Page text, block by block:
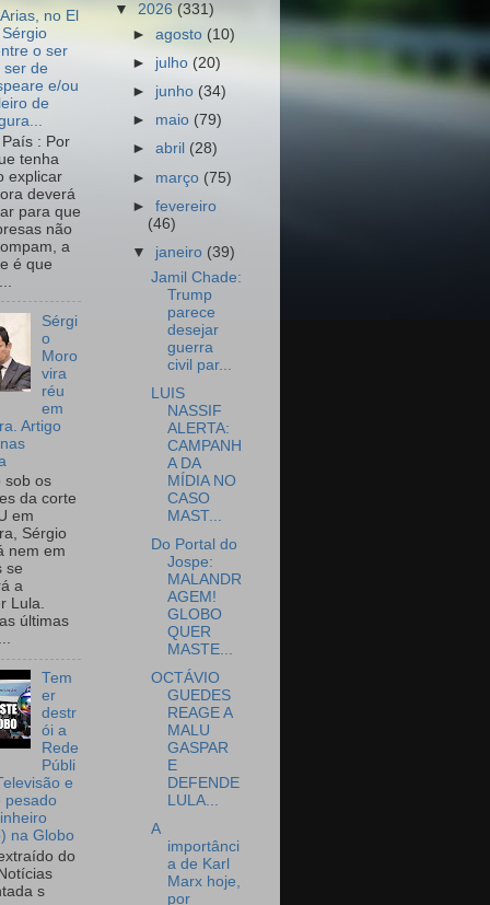
no El
o ser
ser de
e/ou
de
: Por
tenha
explicar
deverá
para que
não
a
é que
Sérgi
o
Moro
vira
réu
em
Artigo
sob os
da corte
em
Sérgio
nem em
se
a
Lula.
últimas
Tem
er
destr
ói a
Rede
Públi
e
pesado
na Globo
do
s
▼ 2026 (331)
►agosto (10)
► julho (20)
► junho (34)
► maio (79)
►abril (28)
► março (75)
►fevereiro
(46)
▼ janeiro (39)
Jamil Chade:
Trump
parece
desejar
guerra
civil par...
LUIS
NASSIF
ALERTA:
CAMPANH
A DA
MÍDIA NO
CASO
MAST...
Do Portal do
Jospe:
MALANDR
AGEM!
GLOBO
QUER
MASTE...
OCTÁVIO
GUEDES
REAGE A
MALU
GASPAR
E
DEFENDE
LULA...
A
importânci
a de Karl
Marx hoje,
por